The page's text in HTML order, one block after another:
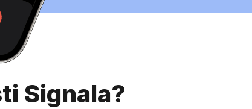
Signala?